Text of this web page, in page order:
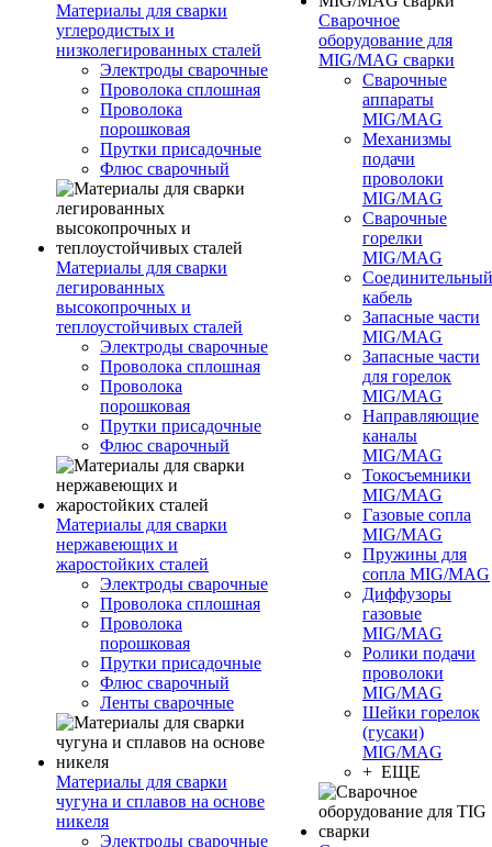
Материалы для сварки
углеродистых и
низколегированных сталей
Электроды сварочные
Проволока сплошная
Проволока
порошковая
Прутки присадочные
Флюс сварочный
Материалы для сварки
легированных
высокопрочных и
теплоустойчивых сталей
Электроды сварочные
Проволока сплошная
Проволока
порошковая
Прутки присадочные
Флюс сварочный
Материалы для сварки
нержавеющих и
жаростойких сталей
Электроды сварочные
Проволока сплошная
Проволока
порошковая
Прутки присадочные
Флюс сварочный
Ленты сварочные
Материалы для сварки
чугуна и сплавов на основе
никеля
Электроды сварочные
Сварочное
оборудование для
MIG/MAG сварки
Сварочные
аппараты
MIG/MAG
Механизмы
подачи
проволоки
MIG/MAG
Сварочные
горелки
MIG/MAG
Соединительный
кабель
Запасные части
MIG/MAG
Запасные части
для горелок
MIG/MAG
Направляющие
каналы
MIG/MAG
Токосъемники
MIG/MAG
Газовые сопла
MIG/MAG
Пружины для
сопла MIG/MAG
Диффузоры
газовые
MIG/MAG
Ролики подачи
проволоки
MIG/MAG
Шейки горелок
(гусаки)
MIG/MAG
+ ЕЩЕ